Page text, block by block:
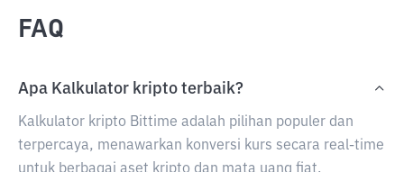
FAQ
Apa Kalkulator kripto terbaik?
Kalkulator kripto Bittime adalah pilihan populer dan
terpercaya, menawarkan konversi kurs secara real-time